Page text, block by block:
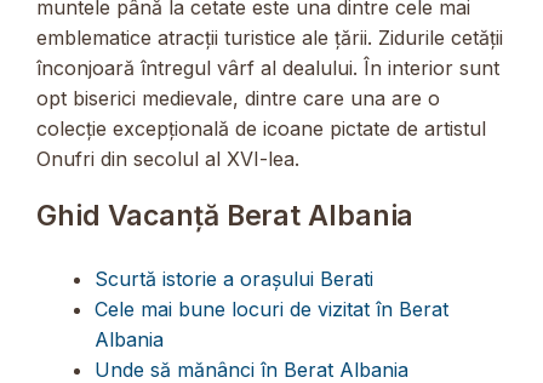
muntele până la cetate este una dintre cele mai
emblematice atracții turistice ale țării. Zidurile cetății
înconjoară întregul vârf al dealului. În interior sunt
opt ​​biserici medievale, dintre care una are o
colecție excepțională de icoane pictate de artistul
Onufri din secolul al XVI-lea.
Ghid Vacanță Berat Albania
Scurtă istorie a orașului Berati
Cele mai bune locuri de vizitat în Berat
Albania
Unde să mănânci în Berat Albania